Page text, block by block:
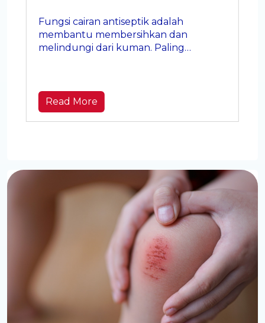
Fungsi cairan antiseptik adalah
membantu membersihkan dan
melindungi dari kuman. Paling
Read More